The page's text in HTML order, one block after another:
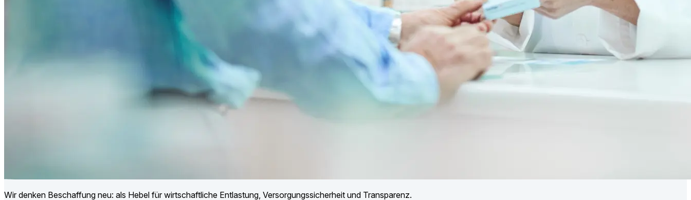
Wir denken Beschaffung neu: als Hebel für wirtschaftliche Entlastung, Versorgungssicherheit und Transparenz.